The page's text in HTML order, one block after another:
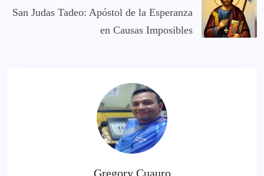
San Judas Tadeo: Apóstol de la Esperanza
en Causas Imposibles
Gregory Cuauro